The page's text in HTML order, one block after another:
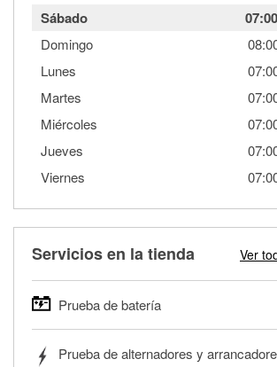
Sábado
Domingo
Lunes
Martes
Miércoles
Jueves
Viernes
Servicios en la tienda Ver
Prueba de batería
autos, camionetas, SUVs, vehículos
Prueba de alternadores y